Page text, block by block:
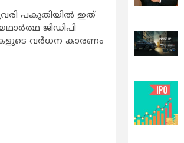
പകുതിയില്‍ ഇത്
ജിഡിപി
വര്‍ധന കാരണം